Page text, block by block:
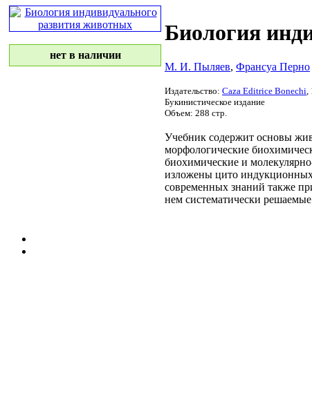
нет в наличии
Биология
М. И. Пыляев, Франсуа Перно
Издательство: Caza Editrice Bonechi
Букинистическое издание
Объем: 288 стр.
Учебник содержит основы
морфологические
биохимические и
изложены цито
современных знаний также
нем систематически решаемые